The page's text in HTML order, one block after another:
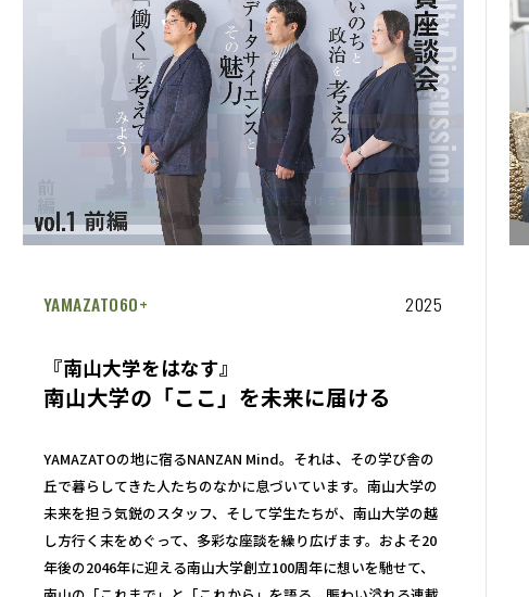
YAMAZATO60+ 2025
『南山大学をはなす』
南山大学の「ここ」を未来に届ける
YAMAZATOの地に宿るNANZAN Mind。それは、その学び舎の
丘で暮らしてきた人たちのなかに息づいています。南山大学の
未来を担う気鋭のスタッフ、そして学生たちが、南山大学の越
し方行く末をめぐって、多彩な座談を繰り広げます。およそ20
年後の2046年に迎える南山大学創立100周年に想いを馳せて、